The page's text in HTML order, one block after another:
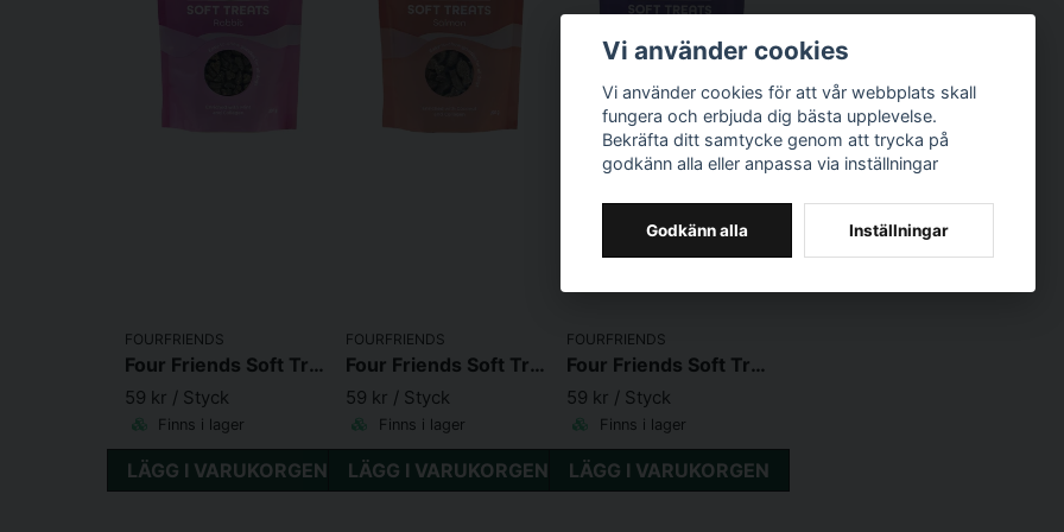
FOURFRIENDS
Four Friends Soft Treats Rabbit 200 g
59 kr / Styck
Finns i lager
LÄGG I VARUKORGEN
FOURFRIENDS
Four Friends Soft Treats Salmon 200 g
59 kr / Styck
Finns i lager
LÄGG I VARUKORGEN
FOURFRIENDS
Four Friends Soft Treats Duck 200 g
59 kr / Styck
Finns i lager
LÄGG I VARUKORGEN
Vi använder cookies
Vi använder cookies för att vår webbplats skall
fungera och erbjuda dig bästa upplevelse.
Bekräfta ditt samtycke genom att trycka på
godkänn alla eller anpassa via inställningar
Godkänn alla Inställningar